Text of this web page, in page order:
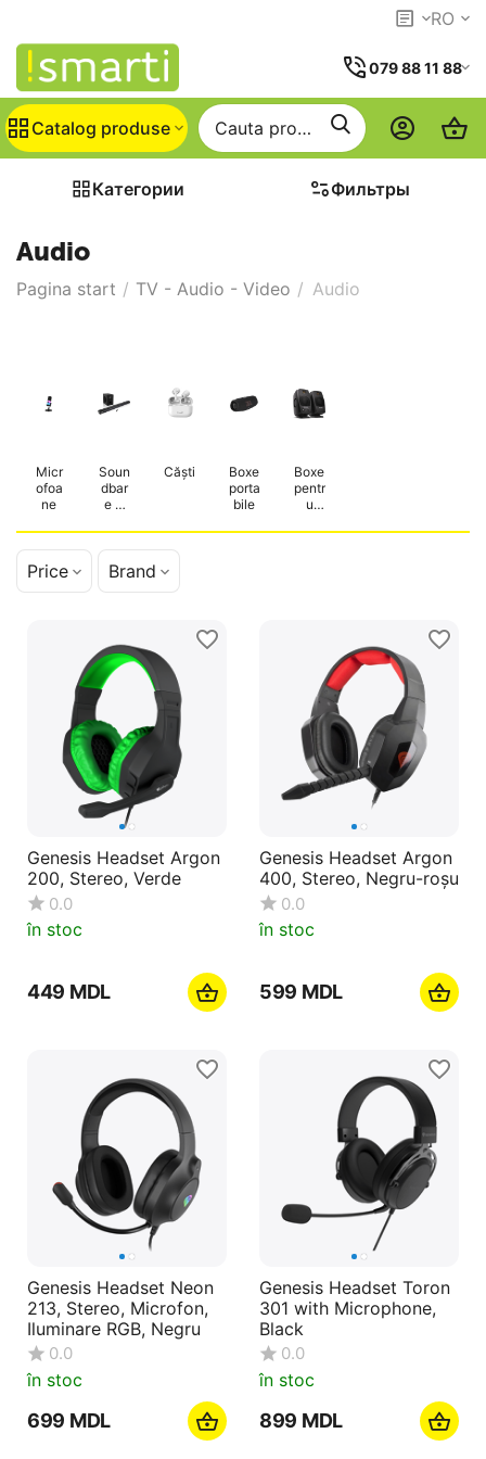
RO
079 88 11 88
Catalog produse
Категории Фильтры
Audio
Pagina start / TV - Audio - Video / Audio
Micr
ofoa
ne
Soun
dbar
e și
me
audi
o
Căști
Boxe
porta
bile
Boxe
pentr
u
ulato
Price Brand
Genesis Headset Argon
200, Stereo, Verde
0.0
în stoc
‍449‍ MDL
Genesis Headset Argon
400, Stereo, Negru-roșu
0.0
în stoc
‍599‍ MDL
Genesis Headset Neon
213, Stereo, Microfon,
Iluminare RGB, Negru
0.0
în stoc
‍699‍ MDL
Genesis Headset Toron
301 with Microphone,
Black
0.0
în stoc
‍899‍ MDL